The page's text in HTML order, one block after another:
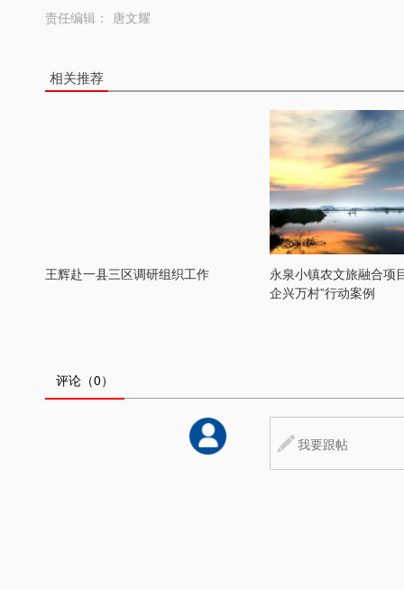
责任编辑： 唐文耀
相关推荐
王辉赴一县三区调研组织工作
永泉小镇农文旅融合项
企兴万村”行动案例
评论 （0）